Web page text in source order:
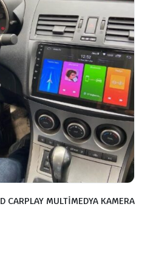
MULTİMEDYA KAMERA